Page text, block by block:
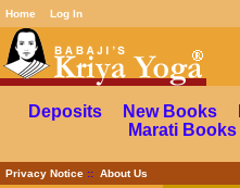
Home Log In
Deposits New Books
Marati Books
Privacy Notice:: About Us